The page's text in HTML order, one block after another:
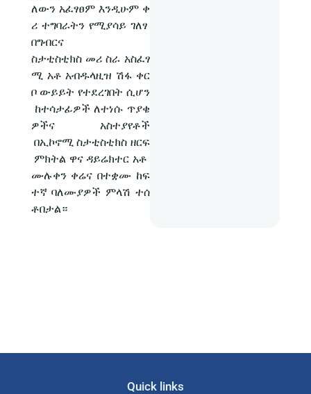
ለውን አፈፃፀም እንዲሁም ቀ
ሪ ተግባራትን የሚያሳይ ገለፃ
በግብርና
ስታቲስቲክስ መሪ ስራ አስፈፃ
ሚ አቶ አብዱላዚዝ ሽፋ ቀር
ቦ ውይይት የተደረገበት ሲሆን
ከተሳታፊዎች ለተነሱ ጥያቄ
ዎችና አስተያየቶች
በኢኮኖሚ ስታቲስቲክስ ዘርፍ
ምክትል ዋና ዳይሬክተር አቶ
ሙሉቀን ቀሬና በተቋሙ ከፍ
ተኛ ባለሙያዎች ምላሽ ተሰ
ቶበታል።
Quick links